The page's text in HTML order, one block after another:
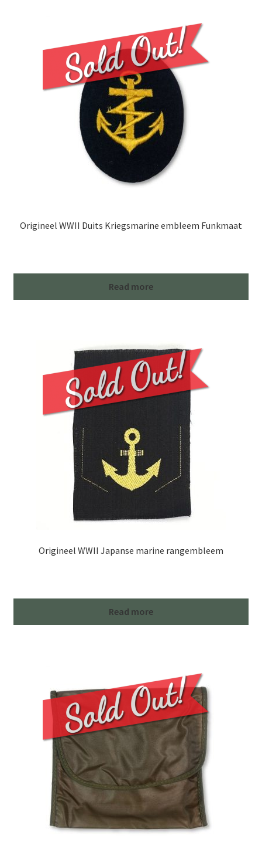
Origineel WWII Duits Kriegsmarine embleem Funkmaat
Read more
Origineel WWII Japanse marine rangembleem
Read more